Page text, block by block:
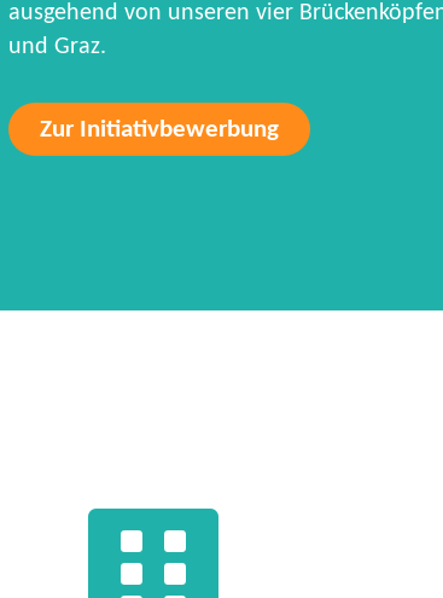
ausgehend von unseren vier
und Graz.
Zur Initiativbewerbung